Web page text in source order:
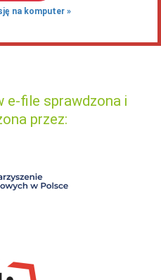
na komputer
e-file sprawdzona i
przez: